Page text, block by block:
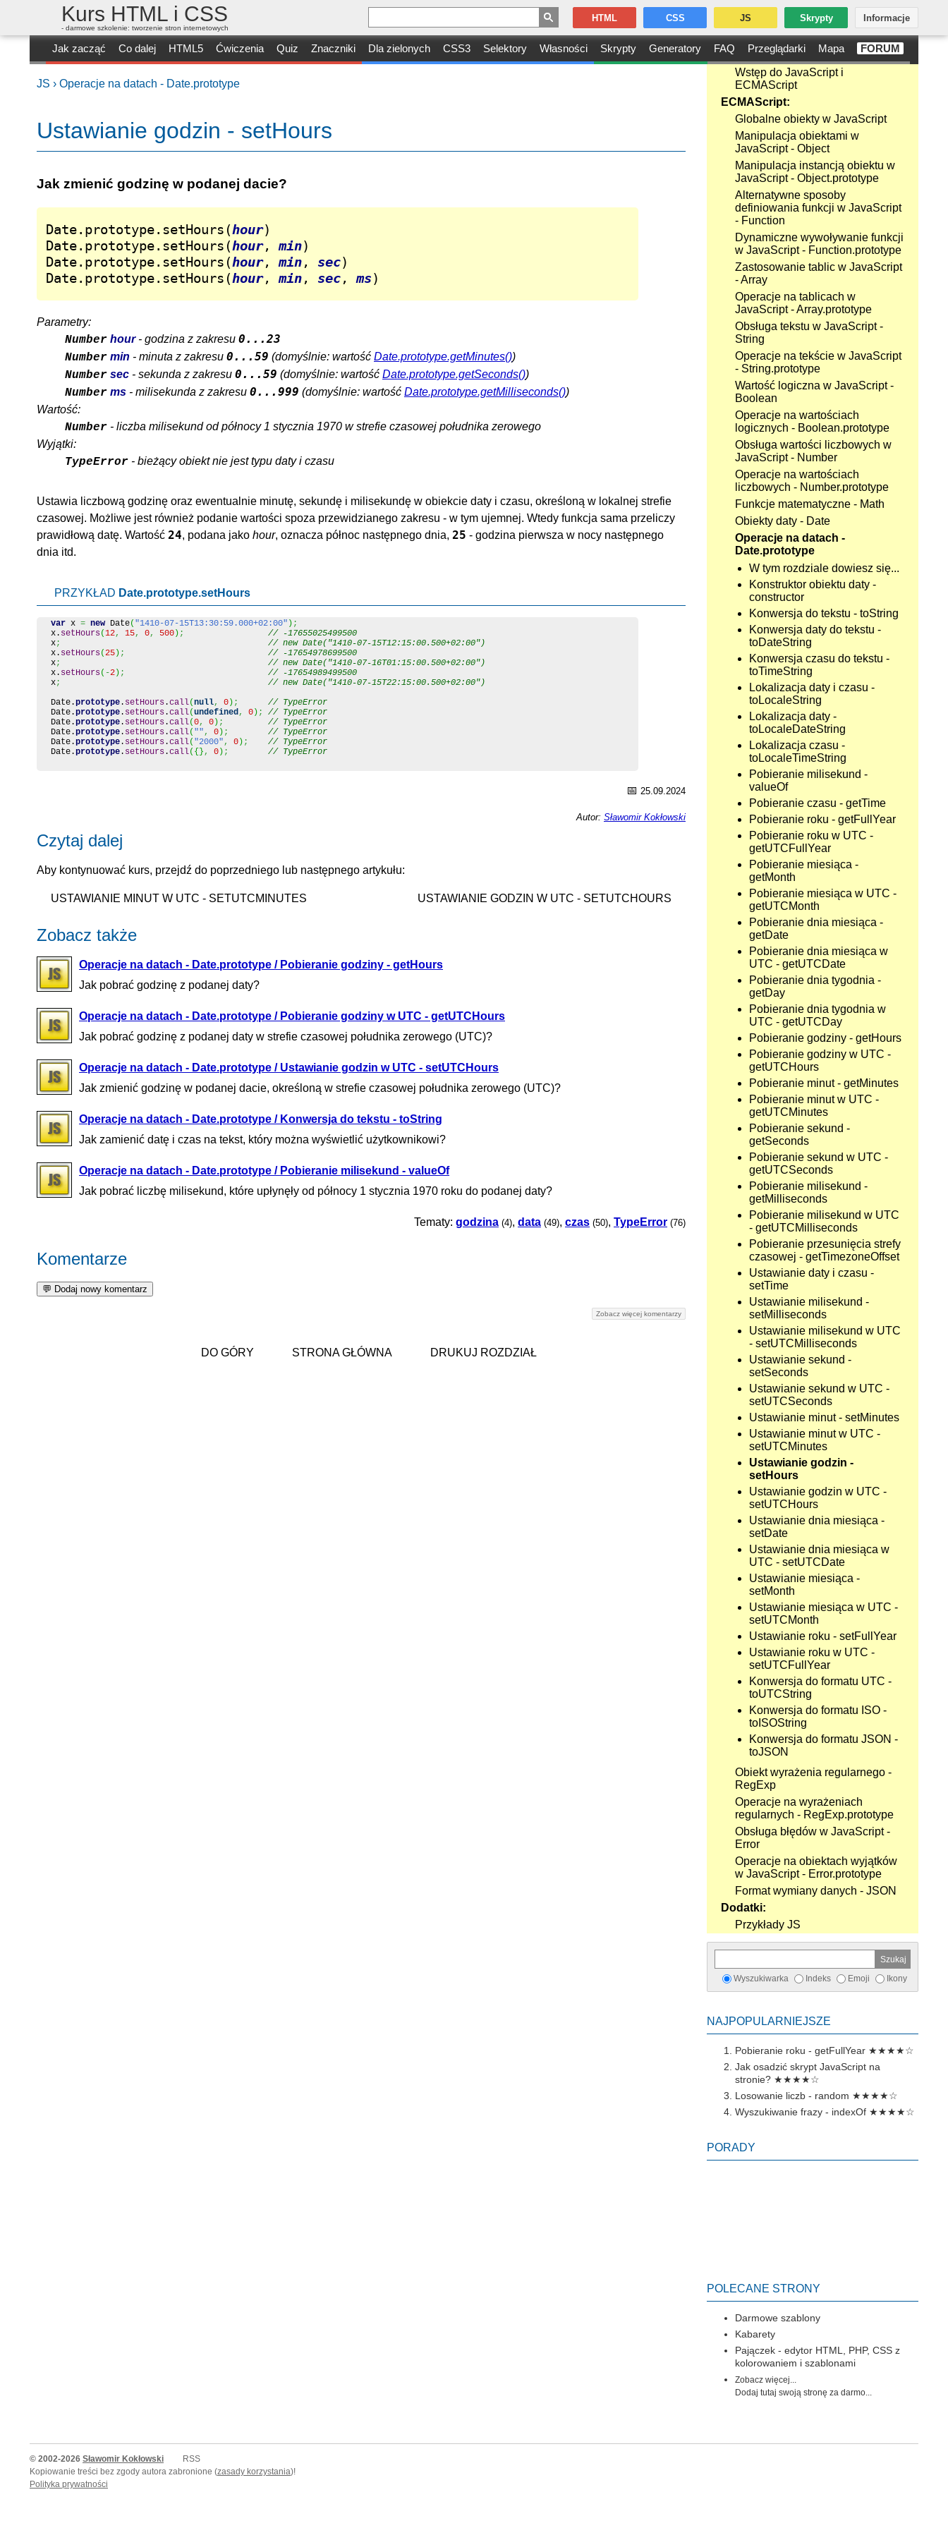
Kurs HTML i CSS
- darmowe szkolenie: tworzenie stron internetowych
Jak zacząć Co dalej HTML5 Ćwiczenia Quiz Znaczniki Dla zielonych CSS3 Selektory Własności Skrypty Generatory FAQ Przeglądarki Mapa FORUM
HTML CSS JS
Wstęp do JavaScript i
ECMAScript
ECMAScript:
Globalne obiekty w JavaScript
Manipulacja obiektami w
JavaScript - Object
Manipulacja instancją obiektu w
JavaScript - Object.prototype
Alternatywne sposoby
definiowania funkcji w JavaScript
- Function
Dynamiczne wywoływanie funkcji
w JavaScript - Function.prototype
Zastosowanie tablic w JavaScript
- Array
Operacje na tablicach w
JavaScript - Array.prototype
Obsługa tekstu w JavaScript -
String
Operacje na tekście w JavaScript
- String.prototype
Wartość logiczna w JavaScript -
Boolean
Operacje na wartościach
logicznych - Boolean.prototype
Obsługa wartości liczbowych w
JavaScript - Number
Operacje na wartościach
liczbowych - Number.prototype
Funkcje matematyczne - Math
Obiekty daty - Date
Operacje na datach -
Date.prototype
W tym rozdziale dowiesz się...
Konstruktor obiektu daty -
constructor
Konwersja do tekstu - toString
Konwersja daty do tekstu -
toDateString
Konwersja czasu do tekstu -
toTimeString
Lokalizacja daty i czasu -
toLocaleString
Lokalizacja daty -
toLocaleDateString
Lokalizacja czasu -
toLocaleTimeString
Pobieranie milisekund -
valueOf
Pobieranie czasu - getTime
Pobieranie roku - getFullYear
Pobieranie roku w UTC -
getUTCFullYear
Pobieranie miesiąca -
getMonth
Pobieranie miesiąca w UTC -
getUTCMonth
Pobieranie dnia miesiąca -
getDate
Pobieranie dnia miesiąca w
UTC - getUTCDate
Pobieranie dnia tygodnia -
getDay
Pobieranie dnia tygodnia w
UTC - getUTCDay
Pobieranie godziny - getHours
Pobieranie godziny w UTC -
getUTCHours
Pobieranie minut - getMinutes
Pobieranie minut w UTC -
getUTCMinutes
Pobieranie sekund -
getSeconds
Pobieranie sekund w UTC -
getUTCSeconds
Pobieranie milisekund -
getMilliseconds
Pobieranie milisekund w UTC
- getUTCMilliseconds
Pobieranie przesunięcia strefy
czasowej - getTimezoneOffset
Ustawianie daty i czasu -
setTime
Ustawianie milisekund -
setMilliseconds
Ustawianie milisekund w UTC
- setUTCMilliseconds
Ustawianie sekund -
setSeconds
Ustawianie sekund w UTC -
setUTCSeconds
Ustawianie minut - setMinutes
Ustawianie minut w UTC -
setUTCMinutes
Ustawianie godzin -
setHours
Ustawianie godzin w UTC -
setUTCHours
Ustawianie dnia miesiąca -
setDate
Ustawianie dnia miesiąca w
UTC - setUTCDate
Ustawianie miesiąca -
setMonth
Ustawianie miesiąca w UTC -
setUTCMonth
Ustawianie roku - setFullYear
Ustawianie roku w UTC -
setUTCFullYear
Konwersja do formatu UTC -
toUTCString
Konwersja do formatu ISO -
toISOString
Konwersja do formatu JSON -
toJSON
Obiekt wyrażenia regularnego -
RegExp
Operacje na wyrażeniach
regularnych - RegExp.prototype
Obsługa błędów w JavaScript -
Error
Operacje na obiektach wyjątków
w JavaScript - Error.prototype
Format wymiany danych - JSON
Dodatki:
Przykłady JS
Skrypty Informacje
Wyszukiwarka Indeks Emoji Ikony
NAJPOPULARNIEJSZE
Pobieranie roku - getFullYear ★★★★☆
Jak osadzić skrypt JavaScript na
stronie? ★★★★☆
Losowanie liczb - random ★★★★☆
Wyszukiwanie frazy - indexOf ★★★★☆
PORADY
POLECANE STRONY
Darmowe szablony
Kabarety
Pajączek - edytor HTML, PHP, CSS z
kolorowaniem i szablonami
Zobacz więcej...
Dodaj tutaj swoją stronę za darmo...
JS › Operacje na datach - Date.prototype
Ustawianie godzin - setHours
Jak zmienić godzinę w podanej dacie?
Date.prototype.setHours(hour)
Date.prototype.setHours(hour, min)
Date.prototype.setHours(hour, min, sec)
Date.prototype.setHours(hour, min, sec, ms)
Parametry:
Number hour- godzina z zakresu 0...23
Number min - minuta z zakresu 0...59 (domyślnie: wartość Date.prototype.getMinutes())
Number sec - sekunda z zakresu 0...59 (domyślnie: wartość Date.prototype.getSeconds())
Number ms - milisekunda z zakresu 0...999 (domyślnie: wartość Date.prototype.getMilliseconds())
Wartość:
Number - liczba milisekund od północy 1 stycznia 1970 w strefie czasowej południka zerowego
Wyjątki:
TypeError - bieżący obiekt nie jest typu daty i czasu
Ustawia liczbową godzinę oraz ewentualnie minutę, sekundę i milisekundę w obiekcie daty i czasu, określoną w lokalnej strefie
czasowej. Możliwe jest również podanie wartości spoza przewidzianego zakresu - w tym ujemnej. Wtedy funkcja sama przeliczy
prawidłową datę. Wartość 24, podana jako hour, oznacza północ następnego dnia, 25 - godzina pierwsza w nocy następnego
dnia itd.
PRZYKŁAD Date.prototype.setHours
var x = new Date( "1410-07-15T13:30:59.000+02:00" ) ;
x. setHours(12, 15, 0, 500 ) ;
// -17655025499500
x;
// new Date("1410-07-15T12:15:00.500+02:00")
x. setHours(25 ) ;
// -17654978699500
x;
// new Date("1410-07-16T01:15:00.500+02:00")
x. setHours( -2 ) ;
// -17654989499500
x;
// new Date("1410-07-15T22:15:00.500+02:00")
Date .prototype . setHours .call(null, 0 ) ;
// TypeError
Date .prototype . setHours .call(undefined, 0 ) ;
// TypeError
Date .prototype . setHours .call(0, 0 ) ;
// TypeError
Date .prototype . setHours .call( "" , 0 ) ;
// TypeError
Date .prototype . setHours .call( "2000" , 0 ) ;
// TypeError
Date .prototype . setHours .call( { } , 0 ) ; // TypeError
📅 25.09.2024
Autor: Sławomir Kokłowski
Czytaj dalej
Aby kontynuować kurs, przejdź do poprzedniego lub następnego artykułu:
USTAWIANIE MINUT W UTC - SETUTCMINUTES USTAWIANIE GODZIN W UTC - SETUTCHOURS
Zobacz także
Operacje na datach - Date.prototype / Pobieranie godziny - getHours
Jak pobrać godzinę z podanej daty?
Operacje na datach - Date.prototype / Pobieranie godziny w UTC - getUTCHours
Jak pobrać godzinę z podanej daty w strefie czasowej południka zerowego (UTC)?
Operacje na datach - Date.prototype / Ustawianie godzin w UTC - setUTCHours
Jak zmienić godzinę w podanej dacie, określoną w strefie czasowej południka zerowego (UTC)?
Operacje na datach - Date.prototype / Konwersja do tekstu - toString
Jak zamienić datę i czas na tekst, który można wyświetlić użytkownikowi?
Operacje na datach - Date.prototype / Pobieranie milisekund - valueOf
Jak pobrać liczbę milisekund, które upłynęły od północy 1 stycznia 1970 roku do podanej daty?
Tematy: godzina (4), data (49), czas (50), TypeError (76)
Komentarze
Zobacz więcej komentarzy
DO GÓRY STRONA GŁÓWNA DRUKUJ ROZDZIAŁ
© 2002-2026 Sławomir Kokłowski
RSS
Kopiowanie treści bez zgody autora zabronione (zasady korzystania)!
Polityka prywatności